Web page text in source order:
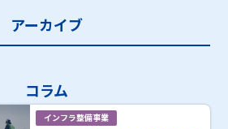
アーカイブ
コラム
インフラ整備事業